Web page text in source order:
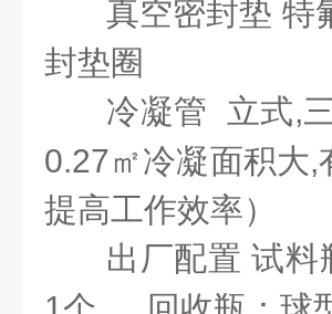
真空密封垫 特
封垫圈
冷凝管
立式,
0.27㎡冷凝面积大
提高工作效率）
出厂配置 试料